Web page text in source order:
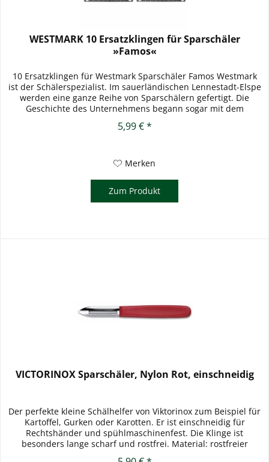
WESTMARK 10 Ersatzklingen für Sparschäler
»Famos«
10 Ersatzklingen für Westmark Sparschäler Famos Westmark
ist der Schälerspezialist. Im sauerländischen Lennestadt-Elspe
werden eine ganze Reihe von Sparschälern gefertigt. Die
Geschichte des Unternehmens begann sogar mit dem
5,99 € *
Merken
Zum Produkt
VICTORINOX Sparschäler, Nylon Rot, einschneidig
Der perfekte kleine Schälhelfer von Viktorinox zum Beispiel für
Kartoffel, Gurken oder Karotten. Er ist einschneidig für
Rechtshänder und spühlmaschinenfest. Die Klinge ist
besonders lange scharf und rostfrei. Material: rostfreier